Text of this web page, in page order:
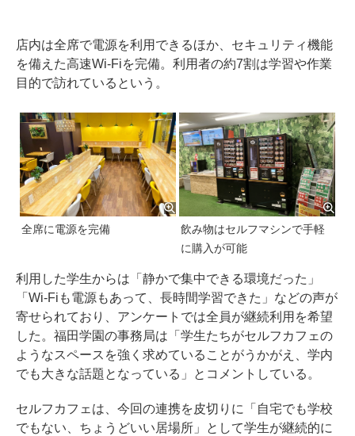
店内は全席で電源を利用できるほか、セキュリティ機能
を備えた高速Wi-Fiを完備。利用者の約7割は学習や作業
目的で訪れているという。
全席に電源を完備
飲み物はセルフマシンで手軽
に購入が可能
利用した学生からは「静かで集中できる環境だった」
「Wi-Fiも電源もあって、長時間学習できた」などの声が
寄せられており、アンケートでは全員が継続利用を希望
した。福田学園の事務局は「学生たちがセルフカフェの
ようなスペースを強く求めていることがうかがえ、学内
でも大きな話題となっている」とコメントしている。
セルフカフェは、今回の連携を皮切りに「自宅でも学校
でもない、ちょうどいい居場所」として学生が継続的に